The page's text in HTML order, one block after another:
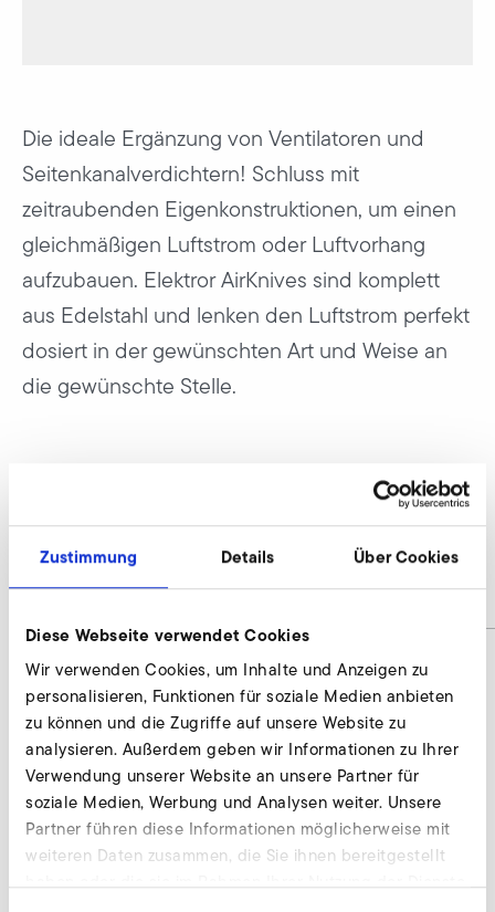
Zustimmung Details Über Cookies
Diese Webseite verwendet Cookies
Wir verwenden Cookies, um Inhalte und Anzeigen zu
personalisieren, Funktionen für soziale Medien anbieten
zu können und die Zugriffe auf unsere Website zu
analysieren. Außerdem geben wir Informationen zu Ihrer
Verwendung unserer Website an unsere Partner für
soziale Medien, Werbung und Analysen weiter. Unsere
Partner führen diese Informationen möglicherweise mit
weiteren Daten zusammen, die Sie ihnen bereitgestellt
Die ideale Ergänzung von Ventilatoren und
Seitenkanalverdichtern! Schluss mit
zeitraubenden Eigenkonstruktionen, um einen
gleichmäßigen Luftstrom oder Luftvorhang
aufzubauen. Elektror AirKnives sind komplett
aus Edelstahl und lenken den Luftstrom perfekt
dosiert in der gewünschten Art und Weise an
die gewünschte Stelle.
AirKnife anfragen
Wir beraten individuell und nach Bedarf. Unsere
Experten stehen Ihnen gerne zur Verfügung.
Jetzt anfragen